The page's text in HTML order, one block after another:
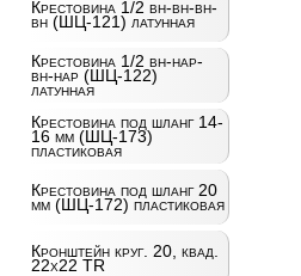
Крестовина 1/2 вн-вн-вн-
вн (ШЦ-121) латунная
Крестовина 1/2 вн-нар-
вн-нар (ШЦ-122)
латунная
Крестовина под шланг 14-
16 мм (ШЦ-173)
пластиковая
Крестовина под шланг 20
мм (ШЦ-172) пластиковая
Кронштейн круг. 20, квад.
22х22 TR